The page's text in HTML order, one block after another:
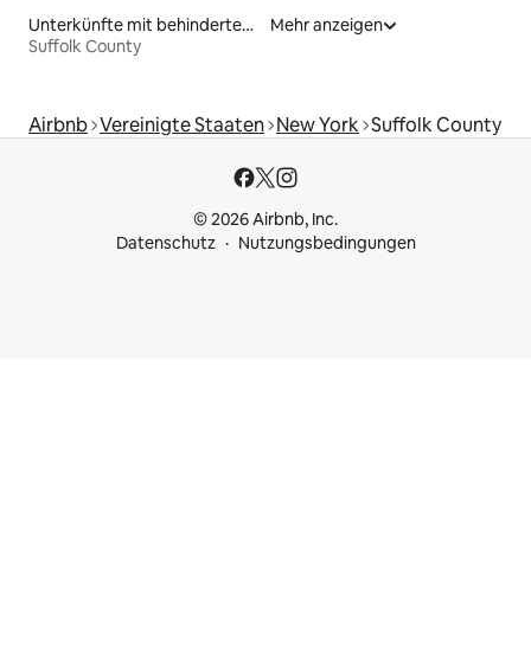
Unterkünfte mit behindertengerechtem WC
Suffolk County
Mehr anzeigen
Airbnb Vereinigte Staaten New York Suffolk County
© 2026 Airbnb, Inc.
Datenschutz
Nutzungsbedingungen